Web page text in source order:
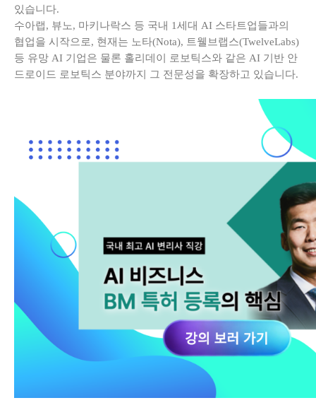
있습니다.
수아랩, 뷰노, 마키나락스 등 국내 1세대 AI 스타트업들과의
협업을 시작으로, 현재는 노타(Nota), 트웰브랩스(TwelveLabs)
등 유망 AI 기업은 물론 홀리데이 로보틱스와 같은 AI 기반 안
드로이드 로보틱스 분야까지 그 전문성을 확장하고 있습니다.